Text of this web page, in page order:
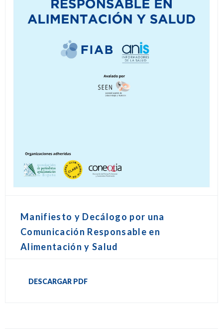
Manifiesto y Decálogo por una
Comunicación Responsable en
Alimentación y Salud
DESCARGAR PDF